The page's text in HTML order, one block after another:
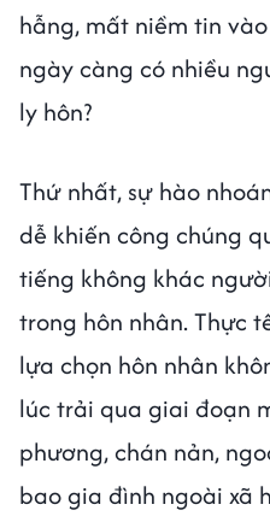
hẫng, mất niềm tin
ngày càng có nhiều
ly hôn?
Thứ nhất, sự hào
dễ khiến công chúng
tiếng không khác
trong hôn nhân. Thực
lựa chọn hôn nhân
lúc trải qua giai đoạn
phương, chán nản,
bao gia đình ngoài xã